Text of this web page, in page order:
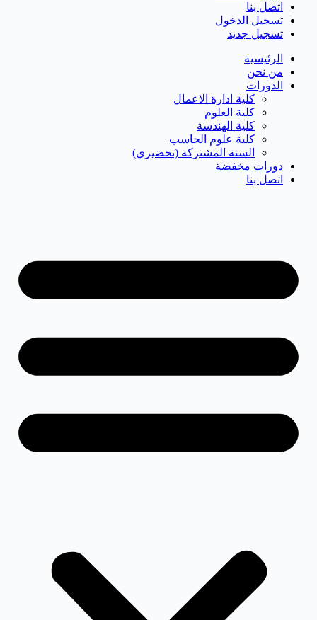
اتصل بنا
تسجيل الدخول
تسجيل جديد
الرئيسية
من نحن
الدورات
كلية ادارة الاعمال
كلية العلوم
كلية الهندسة
كلية علوم الحاسب
السنة المشتركة (تحضيري)
دورات مخفضة
اتصل بنا